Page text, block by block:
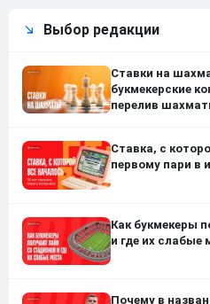
Выбор редакции
Ставки на
букмекерские
перелив
Ставка, с
первому пари в
Как букмекеры
и где их слабые
Почему в